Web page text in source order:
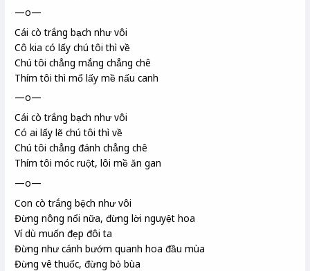
—o—
Cái cò trắng bạch như vôi
Cô kia có lấy chú tôi thì về
Chú tôi chẳng mắng chẳng chê
Thím tôi thì mổ lấy mề nấu canh
—o—
Cái cò trắng bạch như vôi
Có ai lấy lẽ chú tôi thì về
Chú tôi chẳng đánh chẳng chê
Thím tôi móc ruột, lôi mề ăn gan
—o—
Con cò trắng bệch như vôi
Đừng nông nổi nữa, đừng lời nguyệt hoa
Ví dù muốn đẹp đôi ta
Đừng như cánh bướm quanh hoa đầu mùa
Đừng vê thuốc, đừng bỏ bùa